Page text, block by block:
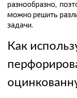
разнообразно,
можно решить
задачи.
Как